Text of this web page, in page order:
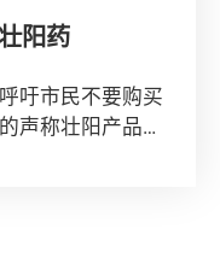
阳药
吁市民不要购买
声称壮阳产品，